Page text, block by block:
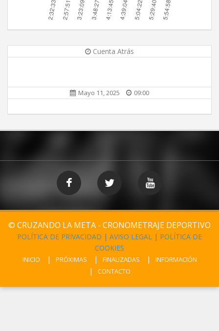
Cuenta Atrás
Mayo 11, 2025 09:00
© CRUZANDO LA META - CRONOMETRAJE DEPORTIVO
POLÍTICA DE PRIVACIDAD | AVISO LEGAL | POLÍTICA DE
COOKIES
INICIO PRÓXIMAS FINALIZADAS
INFORMACIÓN
CONTACTO